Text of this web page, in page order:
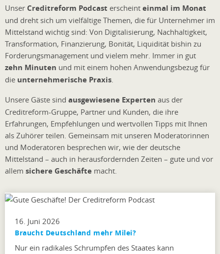
Unser Creditreform Podcast erscheint einmal im Monat
und dreht sich um vielfältige Themen, die für Unternehmer im
Mittelstand wichtig sind: Von Digitalisierung, Nachhaltigkeit,
Transformation, Finanzierung, Bonität, Liquidität bishin zu
Forderungsmanagement und vielem mehr. Immer in gut
zehn Minuten und mit einem hohen Anwendungsbezug für
die unternehmerische Praxis
Unsere Gäste sind ausgewiesene Experten aus der
Creditreform-Gruppe, Partner und Kunden, die ihre
Erfahrungen, Empfehlungen und wertvollen Tipps mit Ihnen
als Zuhörer teilen. Gemeinsam mit unseren Moderatorinnen
und Moderatoren besprechen wir, wie der deutsche
Mittelstand – auch in herausfordernden Zeiten – gute und vor
allem sichere Geschäfte macht.
16. Juni 2026
Braucht Deutschland mehr Milei?
Nur ein radikales Schrumpfen des Staates kann